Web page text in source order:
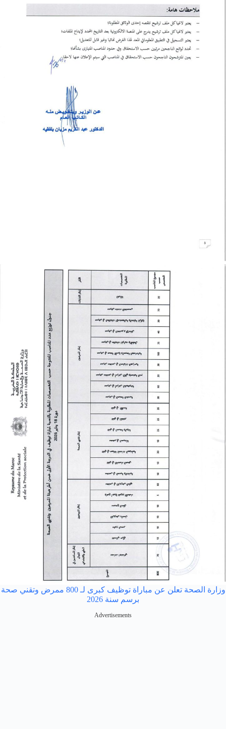
وزارة الصحة تعلن عن مباراة توظيف كبرى لـ 800 ممرض وتقني صحة
برسم سنة 2026
Advertisements